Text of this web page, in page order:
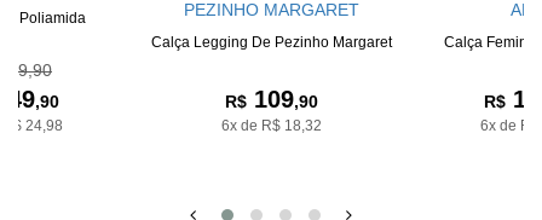
Poliamida
,90
24,98
Calça Legging De Pezinho Margaret
R$109,90
6x de R$ 18,32
Calça
R$
6x de